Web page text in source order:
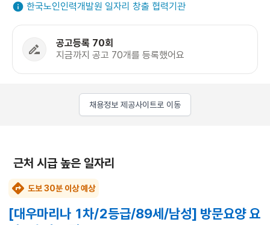
한국노인인력개발원 일자리 창출 협력기관
공고등록 70회
지금까지 공고 70개를 등록했어요
채용정보 제공사이트로 이동
근처 시급 높은 일자리
도보 30분 이상 예상
[대우마리나 1차/2등급/89세/남성] 방문요양 요